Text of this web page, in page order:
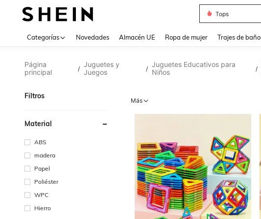
Tops
Categorías Novedades Almacén UE Ropa de mujer Trajes de baño
Página
principal
/
Juguetes y
Juegos
/
Juguetes Educativos para
Niños
/
Filtros
Material
ABS
madera
Papel
Poliéster
WPC
Hierro
Más